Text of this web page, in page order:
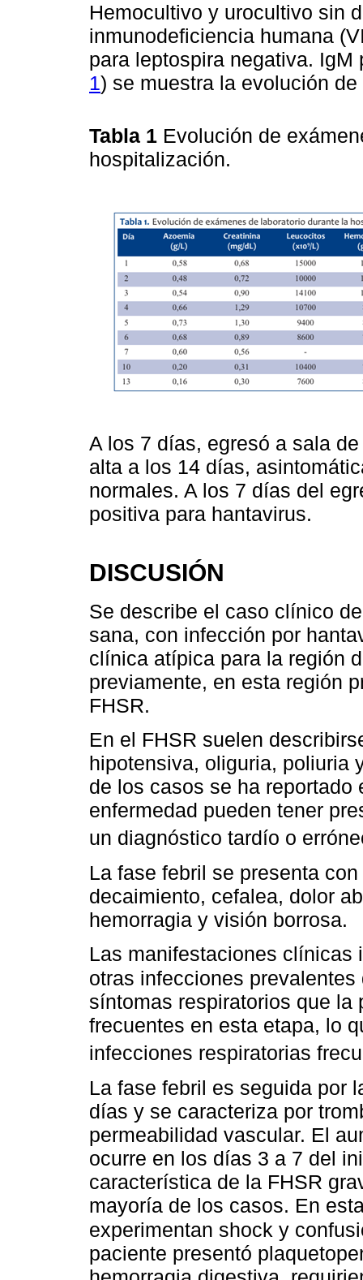
Hemocultivo y urocultivo sin
inmunodeficiencia humana
para leptospira negativa.
1) se muestra la evolución
Tabla 1 Evolución de
hospitalización.
A los 7 días, egresó a sala
alta a los 14 días,
normales. A los 7 días del
positiva para hantavirus.
DISCUSIÓN
Se describe el caso clínico
sana, con infección por
clínica atípica para la región
previamente, en esta región
FHSR.
En el FHSR suelen
hipotensiva, oliguria, poliuria
de los casos se ha
enfermedad pueden tener
un diagnóstico tardío o
La fase febril se presenta
decaimiento, cefalea, dolor
hemorragia y visión borrosa.
Las manifestaciones
otras infecciones
síntomas respiratorios que la
frecuentes en esta etapa, lo
infecciones respiratorias
La fase febril es seguida por
días y se caracteriza por
permeabilidad vascular. El
ocurre en los días 3 a 7 del
característica de la FHSR
mayoría de los casos. En
experimentan shock y
paciente presentó